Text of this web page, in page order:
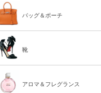
バッグ＆ポーチ
靴
アロマ＆フレグランス